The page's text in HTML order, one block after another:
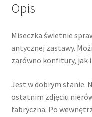
Opis
Miseczka świetnie
antycznej zastawy.
zarówno konfitury, jak
Jest w dobrym stanie.
ostatnim zdjęciu
fabryczna. Po